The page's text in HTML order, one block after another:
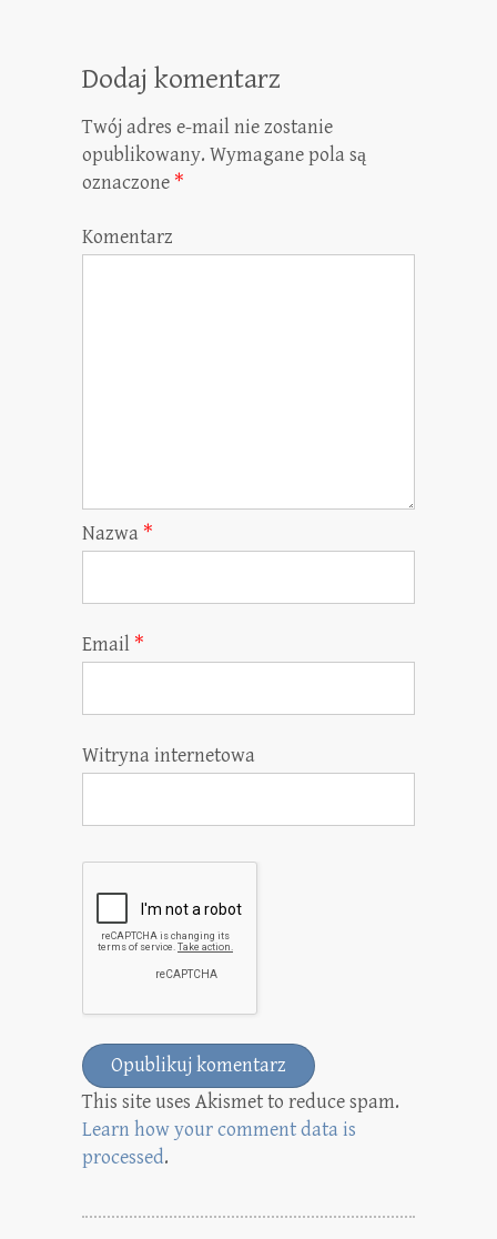
Dodaj komentarz
Twój adres e-mail nie zostanie
opublikowany. Wymagane pola są
oznaczone *
Komentarz
Nazwa *
Email *
Witryna internetowa
This site uses Akismet to reduce spam.
Learn how your comment data is
processed.